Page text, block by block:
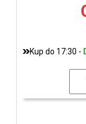
Kup do 17:30 -